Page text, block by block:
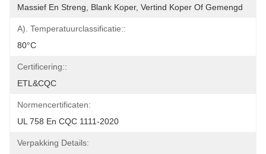
Massief En Streng, Blank Koper, Vertind Koper Of Gemengd
A). Temperatuurclassificatie::
80°C
Certificering::
ETL&CQC
Normencertificaten:
UL 758 En CQC 1111-2020
Verpakking Details: